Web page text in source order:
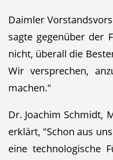
Daimler
sagte gegenüber der
nicht, überall die
Wir versprechen,
machen."
Dr. Joachim Schmidt,
erklärt, "Schon aus
eine technologische